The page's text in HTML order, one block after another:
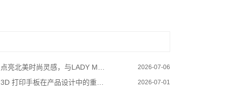
点亮北美时尚灵感，与LADY MERRY相约不夜城！ 2026-07-06
3D 打印手板在产品设计中的重要性 2026-07-01